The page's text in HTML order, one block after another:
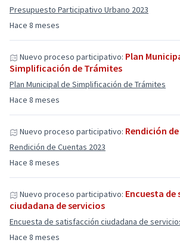
Hace 8 meses
Presupuesto Participativo Urbano 2023
Hace 8 meses
Nuevo proceso participativo: Plan
Simplificación de Trámites
Plan Municipal de Simplificación de Trámites
Hace 8 meses
Nuevo proceso participativo: Rendición
Rendición de Cuentas 2023
Hace 8 meses
Nuevo proceso participativo: Encuesta
ciudadana de servicios
Encuesta de satisfacción ciudadana de